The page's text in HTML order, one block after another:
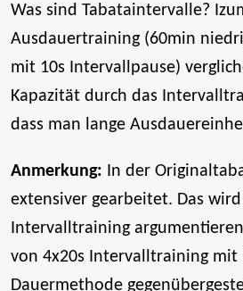
Was sind Tabataintervalle?
Ausdauertraining (60min
mit 10s Intervallpause)
Kapazität durch das
dass man lange
Anmerkung: In der
extensiver gearbeitet. Das
Intervalltraining
von 4x20s Intervalltraining mit
Dauermethode